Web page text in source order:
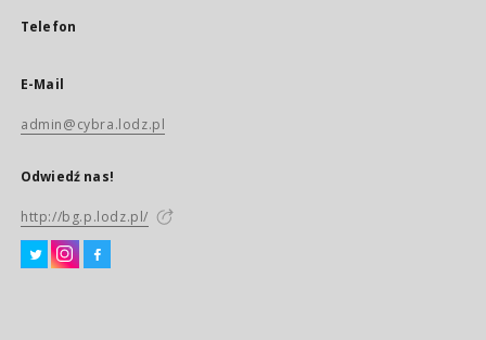
Telefon
E-Mail
admin@cybra.lodz.pl
Odwiedź nas!
http://bg.p.lodz.pl/